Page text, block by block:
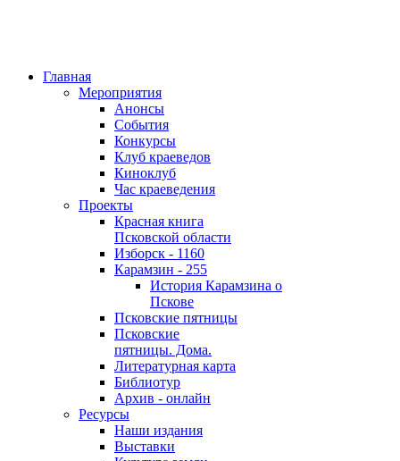
Главная
Мероприятия
Анонсы
События
Конкурсы
Клуб краеведов
Киноклуб
Час краеведения
Проекты
Красная книга
Псковской области
Изборск - 1160
Карамзин - 255
История Карамзина о
Пскове
Псковские пятницы
Псковские
пятницы. Дома.
Литературная карта
Библиотур
Архив - онлайн
Ресурсы
Наши издания
Выставки